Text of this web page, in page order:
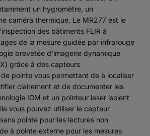
un hygromètre, un
caméra thermique. Le MR277 est le
des bâtiments FLIR à
de la mesure guidée par infrarouge
brevetée d'imagerie dynamique
grâce à des capteurs
pointe vous permettant de à localiser
clairement et de documenter les
IGM et un pointeur laser isolent
vous pouvez utiliser le capteur
pointe pour les lectures non
à pointe externe pour les mesures